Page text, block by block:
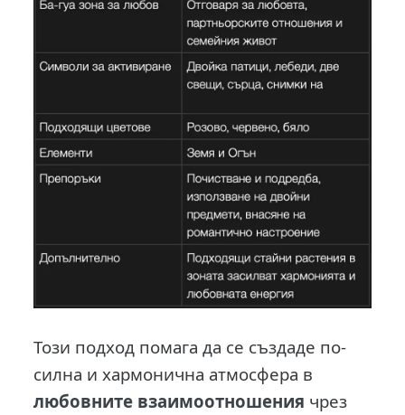
Този подход помага да се създаде по-
силна и хармонична атмосфера в
любовните взаимоотношения чрез